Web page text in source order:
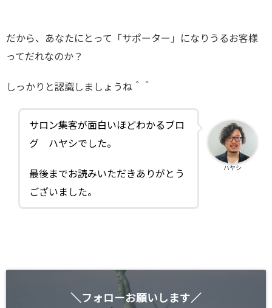
だから、あなたにとって「サポーター」になりうるお客様
ってだれなのか？
しっかりと認識しましょうね＾＾
サロン集客が面白いほどわかるブロ
グ ハヤシでした。
最後までお読みいただきありがとう
ございました。
ハヤシ
＼フォローお願いします／